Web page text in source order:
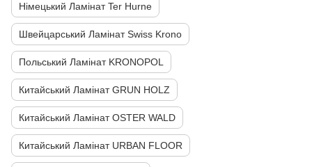
Німецький Ламінат Ter Hurne
Швейцарський Ламінат Swiss Krono
Польський Ламінат KRONOPOL
Китайський Ламінат GRUN HOLZ
Китайський Ламінат OSTER WALD
Китайський Ламінат URBAN FLOOR